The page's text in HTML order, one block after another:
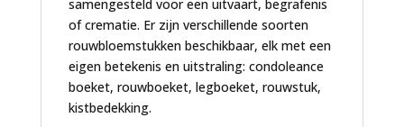
samengesteld voor een uitvaart, begrafenis
of crematie. Er zijn verschillende soorten
rouwbloemstukken beschikbaar, elk met een
eigen betekenis en uitstraling: condoleance
boeket, rouwboeket, legboeket, rouwstuk,
kistbedekking.